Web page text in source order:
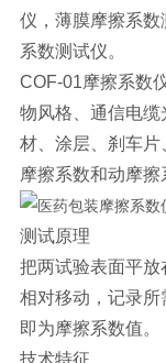
仪，薄膜摩擦系
系数测试仪。
COF-01摩擦系数
物风格、通信电
材、涂层、刹车
摩擦系数和动摩擦
测试原理
把两试验表面平
相对移动，记录所
即为摩擦系数值。
技术特征